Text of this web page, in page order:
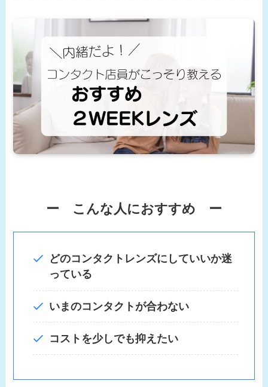
ー こんな人におすすめ ー
どのコンタクトレンズにしていいか迷
っている
いまのコンタクトが合わない
コストを少しでも抑えたい